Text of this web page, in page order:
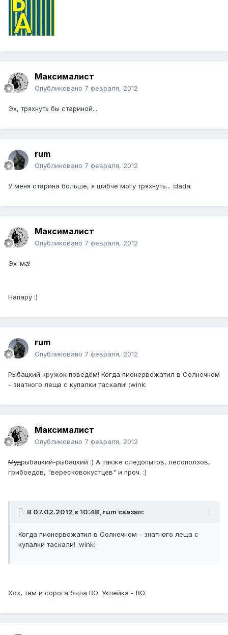
Максималист
Опубликовано 7 февраля, 2012
Эх, тряхнуть бы стариной...
rum
Опубликовано 7 февраля, 2012
У меня старина больше, я шибче могу тряхнуть... :dada:
Максималист
Опубликовано 7 февраля, 2012
Эх-ма!
Напару :)
rum
Опубликовано 7 февраля, 2012
Рыбацкий кружок поведём! Когда пионервожатил в Солнечном
- знатного леща с купалки таскали! :wink:
Максималист
Опубликовано 7 февраля, 2012
Мудрыбацкий-рыбацкий :) А также следопытов, лесоползов,
грибоедов, "вересковокустцев" и проч. :)
В 07.02.2012 в 10:48, rum сказал:
Когда пионервожатил в Солнечном - знатного леща с
купалки таскали! :wink:
Хох, там и сорога была ВО. Уклейка - ВО.